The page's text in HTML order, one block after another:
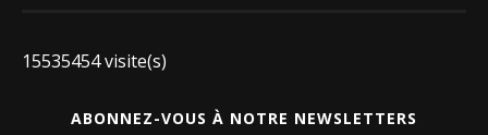
15535454 visite(s)
ABONNEZ-VOUS À NOTRE NEWSLETTERS